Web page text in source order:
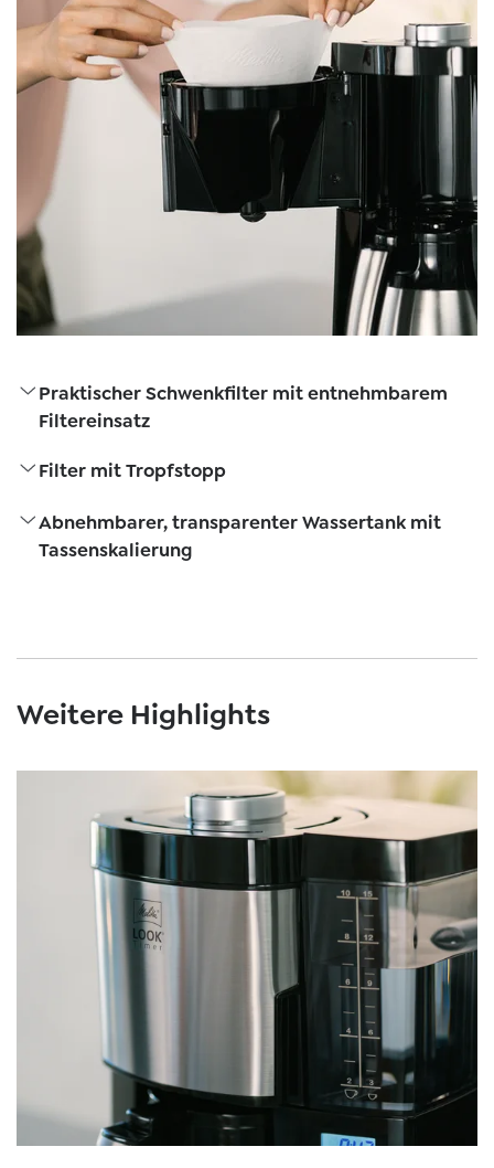
Praktischer Schwenkfilter mit entnehmbarem
Filtereinsatz
Filter mit Tropfstopp
Abnehmbarer, transparenter Wassertank mit
Tassenskalierung
Weitere Highlights